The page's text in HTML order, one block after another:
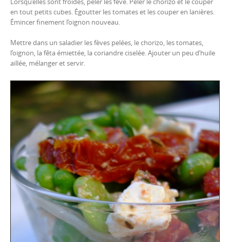
en tout petits cubes. Égoutter les tomates et les couper en lanières.
Émincer finement l’oignon nouveau.
Mettre dans un saladier les fèves pelées, le chorizo, les tomates,
l’oignon, la fêta émiettée, la coriandre ciselée. Ajouter un peu d’huile
aillée, mélanger et servir.